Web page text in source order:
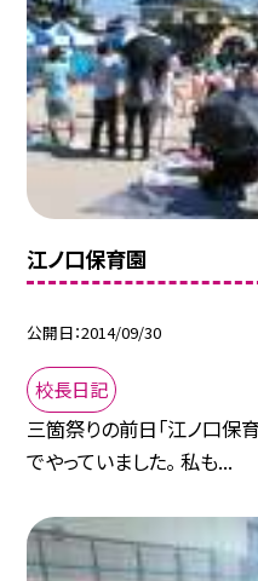
江ノ口保育園
公開日 2014/09/30
校長日記
三箇祭りの前日「江ノ口保
でやっていました。 私も...